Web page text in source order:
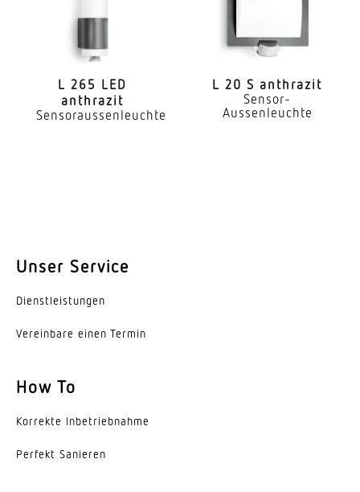
L 265 LED
anthrazit
Sensoraussenleuchte
L 20 S anthrazit
Sensor-
Aussenleuchte
Unser Service
Dienst­leis­tungen
Vereinbare einen Termin
How To
Korrekte Inbe­trieb­nahme
Perfekt Sanieren